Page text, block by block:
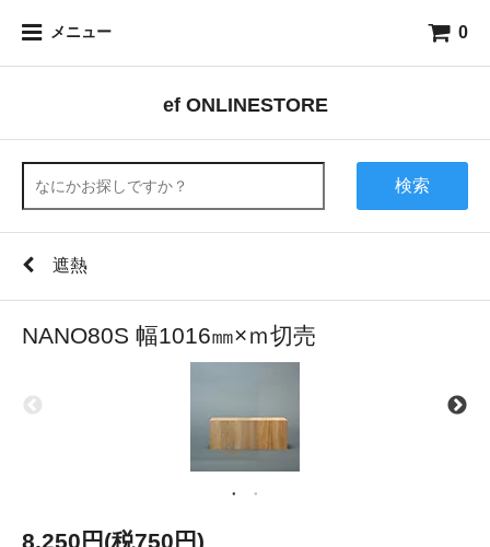
メニュー 0
ef ONLINESTORE
検索
遮熱
NANO80S 幅1016㎜×ｍ切売
8,250円(税750円)